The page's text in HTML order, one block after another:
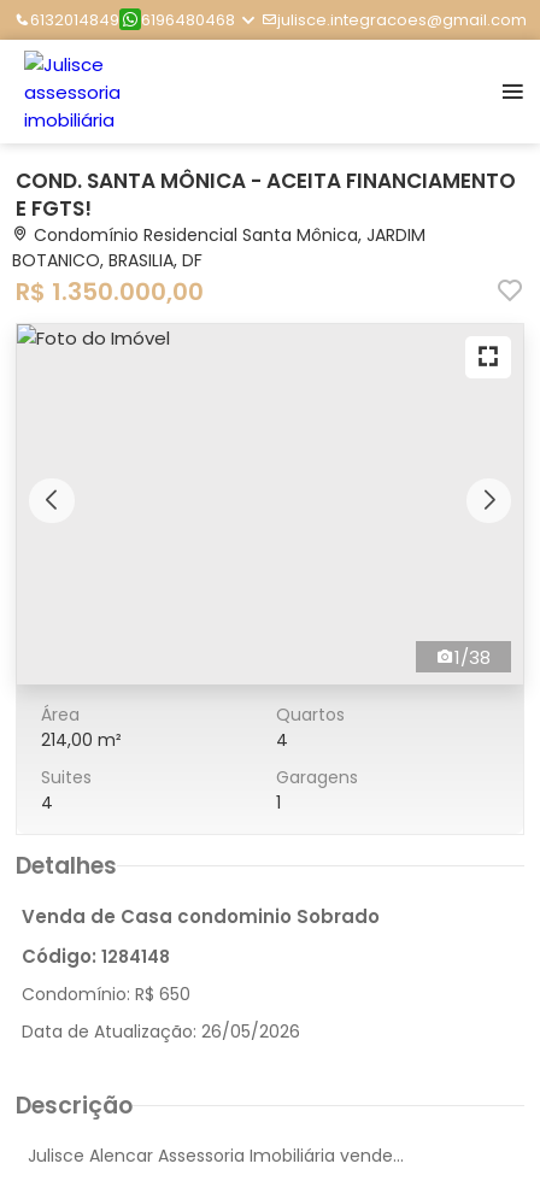
6132014849 6196480468 julisce.integracoes@gmail.com
COND. SANTA MÔNICA - ACEITA FINANCIAMENTO
E FGTS!
Condomínio Residencial Santa Mônica, JARDIM
BOTANICO, BRASILIA, DF
R$ 1.350.000,00
1/38
Área
214,00 m²
Quartos
4
Suites
4
Garagens
1
Detalhes
Venda de Casa condominio Sobrado
Código: 1284148
Condomínio: R$ 650
Data de Atualização: 26/05/2026
Descrição
Julisce Alencar Assessoria Imobiliária vende...